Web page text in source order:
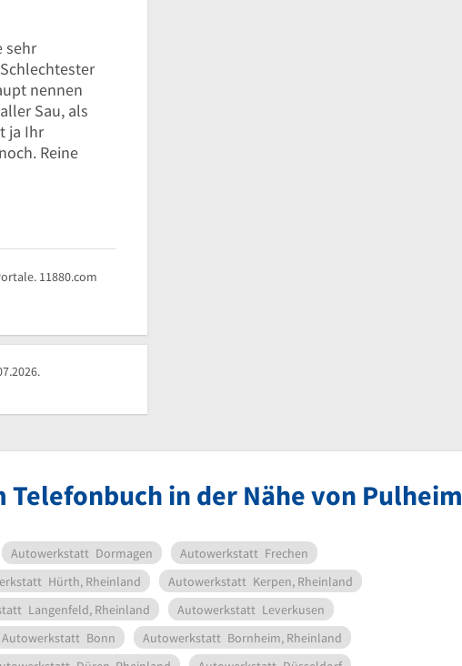
sehr
nennen
Sau, als
ja Ihr
Reine
11880.com
in der Nähe von Pulheim
Autowerkstatt Dormagen Autowerkstatt Frechen
Hürth, Rheinland Autowerkstatt Kerpen, Rheinland
Langenfeld, Rheinland Autowerkstatt Leverkusen
Autowerkstatt Bonn Autowerkstatt Bornheim, Rheinland